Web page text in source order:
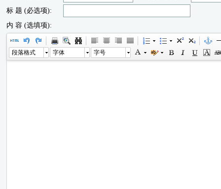
标 题 (必选项):
内 容 (选填项):
段落格式 字体 字号